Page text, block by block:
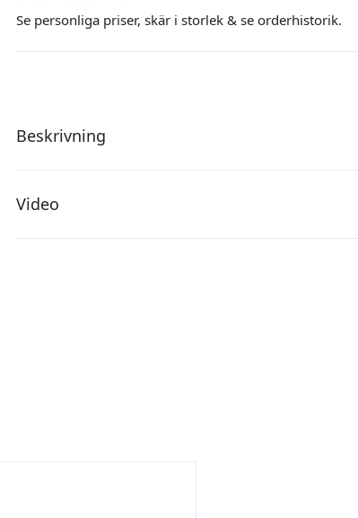
Se personliga priser, skär i storlek & se orderhistorik.
Beskrivning
Video